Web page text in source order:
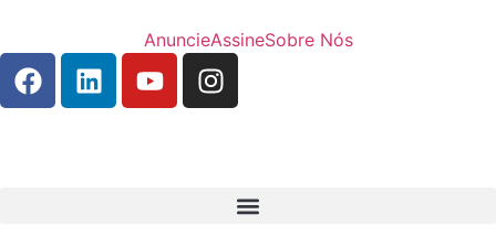
AnuncieAssineSobre Nós